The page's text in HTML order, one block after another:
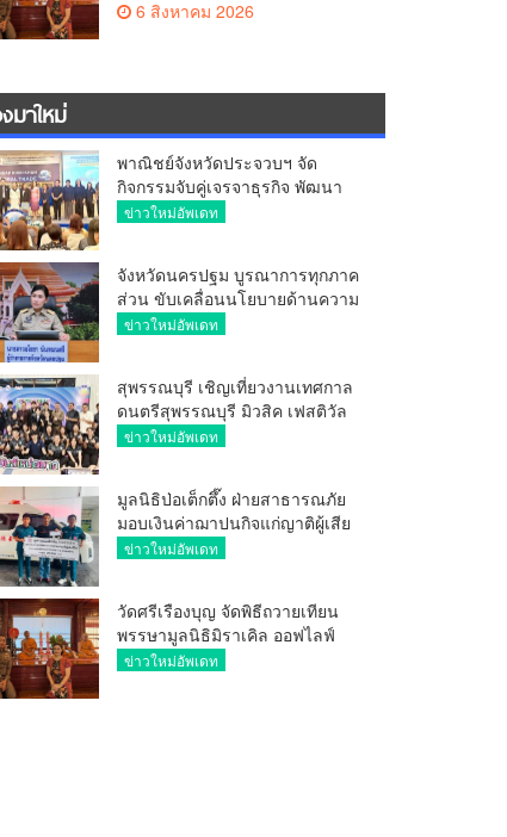
ดีพอ ให้เกียรติเป็นประธาน
6 สิงหาคม 2026
มาใหม่
พาณิชย์จังหวัดประจวบฯ จัด
กิจกรรมจับคู่เจรจาธุรกิจ พัฒนา
ศักยภาพ ผู้ประกอบการ ขยายช่อง
ข่าวใหม่อัพเดท
จังหวัดนครปฐม บูรณาการทุกภาค
ส่วน ขับเคลื่อนนโยบายด้านความ
มั่นคง ยกระดับการป้องกัน
ข่าวใหม่อัพเดท
สุพรรณบุรี เชิญเที่ยวงานเทศกาล
ดนตรีสุพรรณบุรี มิวสิค เฟสติวัล
มันส์ เหน่อมาก
ข่าวใหม่อัพเดท
มูลนิธิป่อเต็กตึ๊ง ฝ่ายสาธารณภัย
มอบเงินค่าฌาปนกิจแก่ญาติผู้เสีย
ชีวิต จากเหตุเพลิงไหม้ โรงเบียร์ ณ
ข่าวใหม่อัพเดท
วัดศรีเรืองบุญ จัดพิธีถวายเทียน
พรรษามูลนิธิมิราเคิล ออฟไลฟ์
ประจำปี 2569 พล.ต.ต.ศิริวัฒน์
ข่าวใหม่อัพเดท